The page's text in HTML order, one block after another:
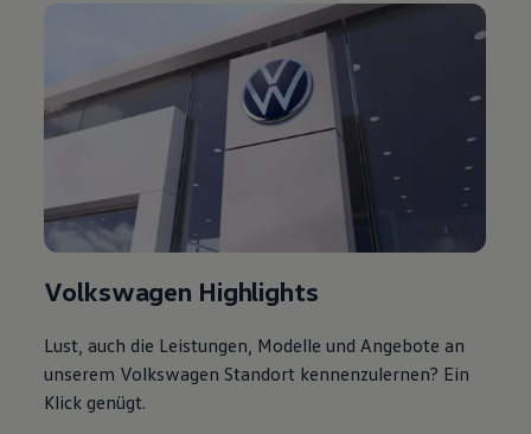
Volkswagen Highlights
Lust, auch die Leistungen, Modelle und Angebote an
unserem Volkswagen Standort kennenzulernen? Ein
Klick genügt.